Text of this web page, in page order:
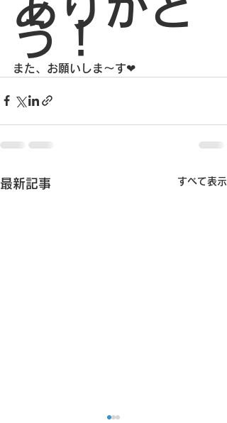
う！
また、お願いしま～す❤
最新記事 すべて表示